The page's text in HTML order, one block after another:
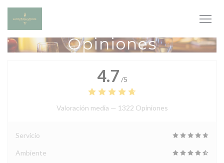
Personalización de sus opciones de cookies
Opiniones
4.7 /5
Valoración media — 1322 Opiniones
Servicio
Ambiente